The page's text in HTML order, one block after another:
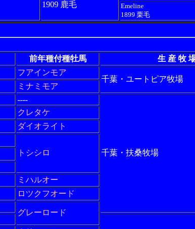
1909 鹿毛
Emeline
1899 栗毛
前年種付種牡馬
生 産 牧
フアインモア
千葉・ユートピア牧場
ミナミモア
----
千葉・扶桑牧場
クレタケ
ダイオライト
トシシロ
ミハルオー
ロツクフオード
グレーロード